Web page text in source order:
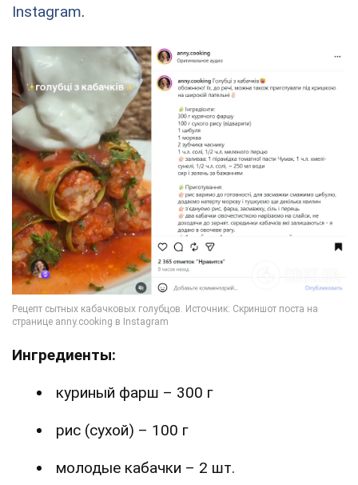
Instagram.
Ингредиенты:
куриный фарш – 300 г
рис (сухой) – 100 г
молодые кабачки – 2 шт.